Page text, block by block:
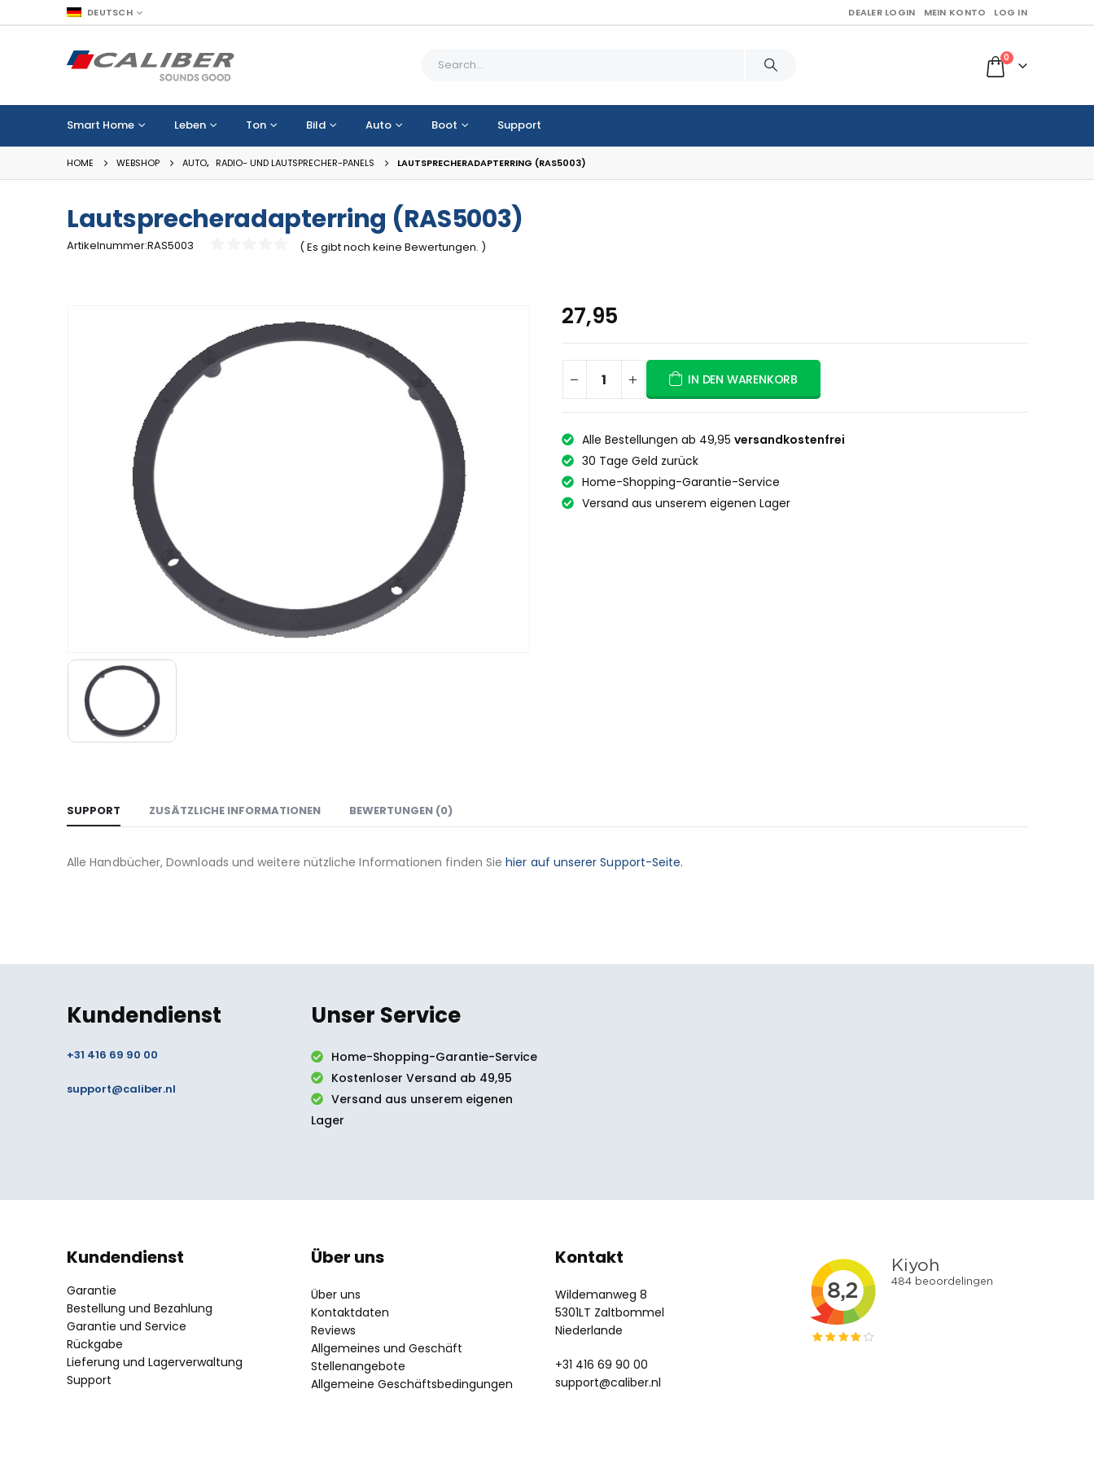
DEUTSCH DEALER LOGIN MEIN KONTO LOG IN
0
Smart Home Leben Ton Bild Auto Boot Support
HOME WEBSHOP AUTO, RADIO- UND LAUTSPRECHER-PANELS LAUTSPRECHERADAPTERRING (RAS5003)
Lautsprecheradapterring (RAS5003)
Artikelnummer:RAS5003 ( Es gibt noch keine Bewertungen. )
27,95
IN DEN WARENKORB
Alle Bestellungen ab 49,95 versandkostenfrei
30 Tage Geld zurück
Home-Shopping-Garantie-Service
Versand aus unserem eigenen Lager
SUPPORT ZUSÄTZLICHE INFORMATIONEN BEWERTUNGEN (0)
Alle Handbücher, Downloads und weitere nützliche Informationen finden Siehier auf unserer Support-Seite.
Kundendienst
+31 416 69 90 00
support@caliber.nl
Unser Service
Home-Shopping-Garantie-Service
Kostenloser Versand ab 49,95
Versand aus unserem eigenen
Lager
Kundendienst
Garantie
Bestellung und Bezahlung
Garantie und Service
Rückgabe
Lieferung und Lagerverwaltung
Support
Über uns
Über uns
Kontaktdaten
Reviews
Allgemeines und Geschäft
Stellenangebote
Allgemeine Geschäftsbedingungen
Kontakt
Wildemanweg 8
5301LT Zaltbommel
Niederlande
+31 416 69 90 00
support@caliber.nl